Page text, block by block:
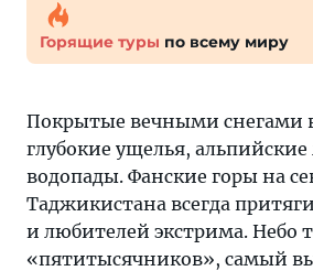
Горящие туры по всему миру
Покрытые вечными снегами
глубокие ущелья, альпийские
водопады. Фанские горы на
Таджикистана всегда
и любителей экстрима. Небо
«пятитысячников», самый